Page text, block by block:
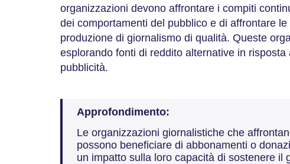
organizzazioni devono affrontare i compiti
dei comportamenti del pubblico e di affrontare
produzione di giornalismo di qualità. Queste
esplorando fonti di reddito alternative in
pubblicità.
Approfondimento:
Le organizzazioni giornalistiche che
possono beneficiare di abbonamenti o
un impatto sulla loro capacità di sostenere il